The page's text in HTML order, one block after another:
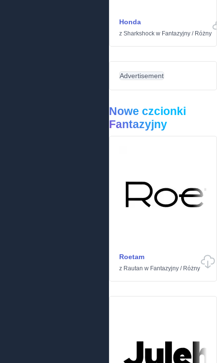
Honda
z Sharkshock w Fantazyjny / Różny
Advertisement
Nowe czcionki
Fantazyjny
Roetam
z Rautan w Fantazyjny / Różny